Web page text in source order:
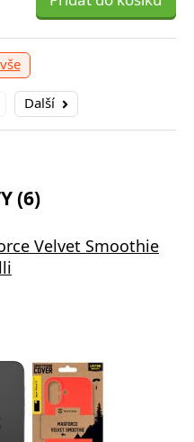
Další
do košíku -
(6)
Velvet Smoothie